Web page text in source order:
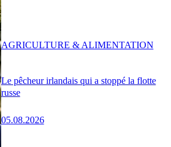
Le pêcheur irlandais qui a stoppé la flotte
russe
05.08.2026
AGRICULTURE & ALIMENTATION